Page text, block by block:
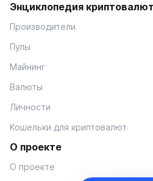
Энциклопедия криптовалют
Производители
Пулы
Майнинг
Валюты
Личности
Кошельки для криптовалют
О проекте
О проекте